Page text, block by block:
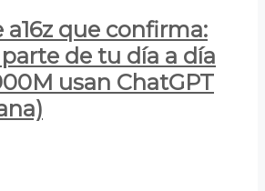
que confirma:
parte de tu día a día
usan ChatGPT